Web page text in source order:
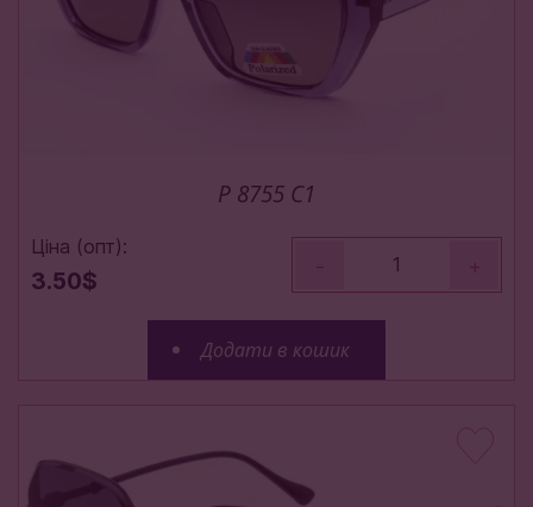
P 8755 C1
Ціна (опт):
3.50$
- +
Додати в кошик